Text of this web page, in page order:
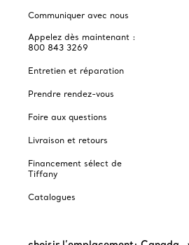
Communiquer avec nous
Appelez dès maintenant :
800 843 3269
Entretien et réparation
Prendre rendez-vous
Foire aux questions
Livraison et retours
Financement sélect de
Tiffany
Catalogues